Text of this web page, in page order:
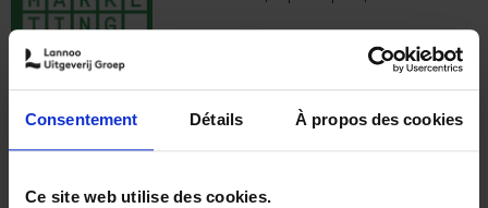
Consentement Détails À propos des cookies
Ce site web utilise des cookies.
€35,50